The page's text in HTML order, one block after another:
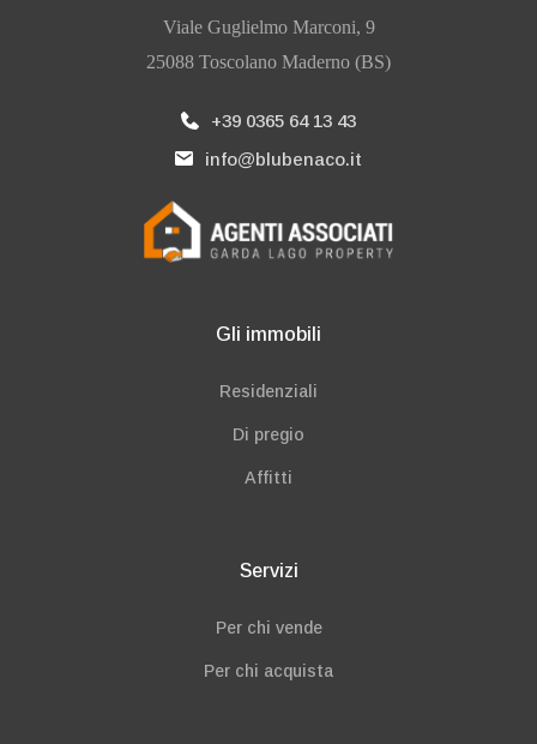
Viale Guglielmo Marconi, 9
25088 Toscolano Maderno (BS)
+39 0365 64 13 43
info@blubenaco.it
Gli immobili
Residenziali
Di pregio
Affitti
Servizi
Per chi vende
Per chi acquista